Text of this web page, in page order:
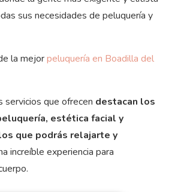
sus necesidades de peluquería y
la mejorpeluquería en Boadilla del
servicios que ofrecen destacan los
estética facial y
que podrás relajarte y
increíble experiencia para